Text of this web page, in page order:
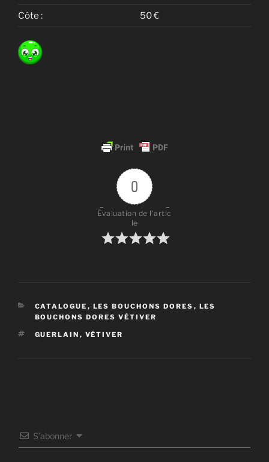
Côte : 50 €
0
Évaluation de l'artic
le
CATÉGORIES
CATALOGUE , LES BOUCHONS DORES , LES
BOUCHONS DORES VÉTIVER
ÉTIQUETTES
GUERLAIN , VÉTIVER
S’abonner